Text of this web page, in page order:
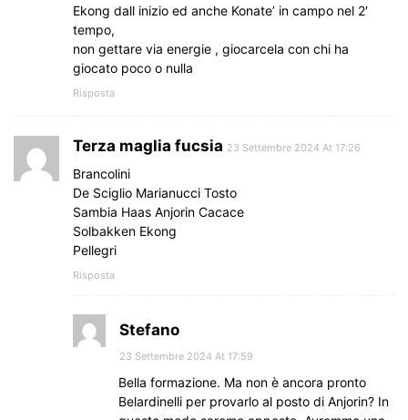
Ekong dall inizio ed anche Konate’ in campo nel 2′
tempo,
non gettare via energie , giocarcela con chi ha
giocato poco o nulla
Risposta
Terza maglia fucsia 23 Settembre 2024 At 17:26
Brancolini
De Sciglio Marianucci Tosto
Sambia Haas Anjorin Cacace
Solbakken Ekong
Pellegri
Risposta
Stefano
23 Settembre 2024 At 17:59
Bella formazione. Ma non è ancora pronto
Belardinelli per provarlo al posto di Anjorin? In